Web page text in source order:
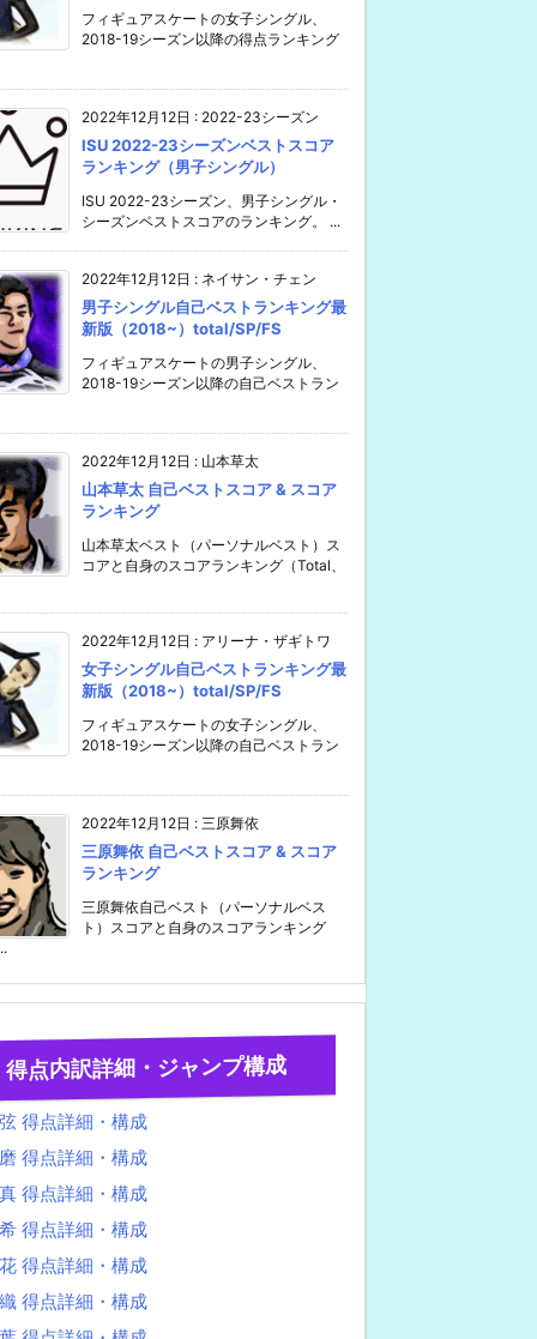
フィギュアスケートの女子シングル、
2018-19シーズン以降の得点ランキング
2022年12月12日 : 2022-23シーズン
ISU 2022-23シーズンベストスコア
ランキング（男子シングル）
ISU 2022-23シーズン、男子シングル・
シーズンベストスコアのランキング。 ...
2022年12月12日 : ネイサン・チェン
男子シングル自己ベストランキング最
新版（2018~）total/SP/FS
フィギュアスケートの男子シングル、
2018-19シーズン以降の自己ベストラン
2022年12月12日 : 山本草太
山本草太 自己ベストスコア & スコア
ランキング
山本草太ベスト（パーソナルベスト）ス
コアと自身のスコアランキング（Total、
2022年12月12日 : アリーナ・ザギトワ
女子シングル自己ベストランキング最
新版（2018~）total/SP/FS
フィギュアスケートの女子シングル、
2018-19シーズン以降の自己ベストラン
2022年12月12日 : 三原舞依
三原舞依 自己ベストスコア & スコア
ランキング
三原舞依自己ベスト（パーソナルベス
ト）スコアと自身のスコアランキング
得点内訳詳細・ジャンプ構成
得点詳細・構成
得点詳細・構成
得点詳細・構成
得点詳細・構成
得点詳細・構成
得点詳細・構成